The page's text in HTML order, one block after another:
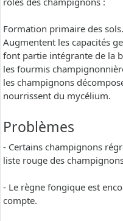
Formation primaire des
Augmentent les capacités
font partie intégrante de la
les fourmis
les champignons
nourrissent du mycélium.
Problèmes
- Certains champignons
liste rouge des
- Le règne fongique est
compte.